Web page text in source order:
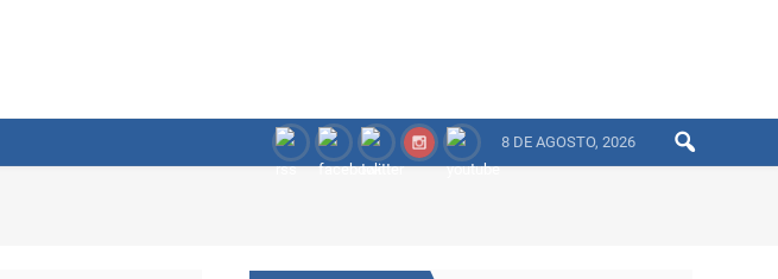
8 DE AGOSTO, 2026